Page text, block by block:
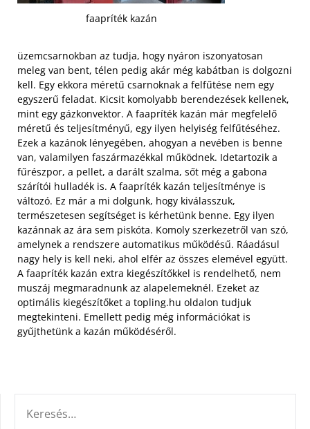
faapríték kazán
üzemcsarnokban az tudja, hogy nyáron iszonyatosan
meleg van bent, télen pedig akár még kabátban is dolgozni
kell. Egy ekkora méretű csarnoknak a felfűtése nem egy
egyszerű feladat. Kicsit komolyabb berendezések kellenek,
mint egy gázkonvektor. A faapríték kazán már megfelelő
méretű és teljesítményű, egy ilyen helyiség felfűtéséhez.
Ezek a kazánok lényegében, ahogyan a nevében is benne
van, valamilyen faszármazékkal működnek. Idetartozik a
fűrészpor, a pellet, a darált szalma, sőt még a gabona
szárítói hulladék is. A faapríték kazán teljesítménye is
változó. Ez már a mi dolgunk, hogy kiválasszuk,
természetesen segítséget is kérhetünk benne. Egy ilyen
kazánnak az ára sem piskóta. Komoly szerkezetről van szó,
amelynek a rendszere automatikus működésű. Ráadásul
nagy hely is kell neki, ahol elfér az összes elemével együtt.
A faapríték kazán extra kiegészítőkkel is rendelhető, nem
muszáj megmaradnunk az alapelemeknél. Ezeket az
optimális kiegészítőket a topling.hu oldalon tudjuk
megtekinteni. Emellett pedig még információkat is
gyűjthetünk a kazán működéséről.